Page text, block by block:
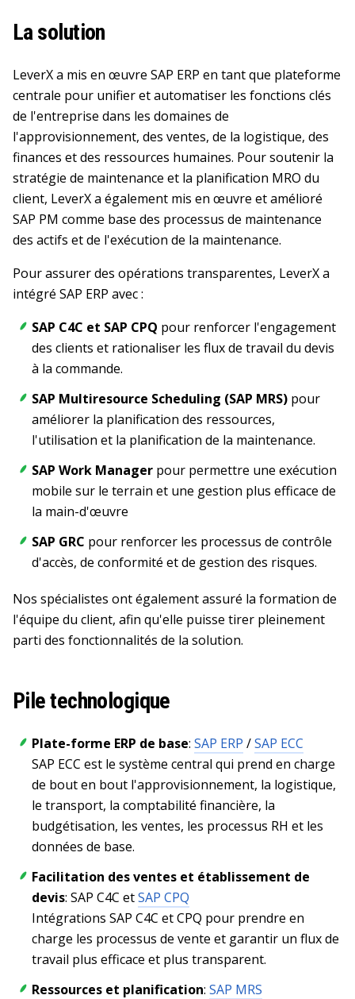
La solution
LeverX a mis en œuvre SAP ERP en tant que plateforme
centrale pour unifier et automatiser les fonctions clés
de l'entreprise dans les domaines de
l'approvisionnement, des ventes, de la logistique, des
finances et des ressources humaines. Pour soutenir la
stratégie de maintenance et la planification MRO du
client, LeverX a également mis en œuvre et amélioré
SAP PM comme base des processus de maintenance
des actifs et de l'exécution de la maintenance.
Pour assurer des opérations transparentes, LeverX a
intégré SAP ERP avec :
SAP C4C et SAP CPQ pour renforcer l'engagement
des clients et rationaliser les flux de travail du devis
à la commande.
SAP Multiresource Scheduling (SAP MRS) pour
améliorer la planification des ressources,
l'utilisation et la planification de la maintenance.
SAP Work Manager pour permettre une exécution
mobile sur le terrain et une gestion plus efficace de
la main-d'œuvre
SAP GRC pour renforcer les processus de contrôle
d'accès, de conformité et de gestion des risques.
Nos spécialistes ont également assuré la formation de
l'équipe du client, afin qu'elle puisse tirer pleinement
parti des fonctionnalités de la solution.
Pile technologique
Plate-forme ERP de base: SAP ERP /SAP ECC
SAP ECC est le système central qui prend en charge
de bout en bout l'approvisionnement, la logistique,
le transport, la comptabilité financière, la
budgétisation, les ventes, les processus RH et les
données de base.
Facilitation des ventes et établissement de
devis: SAP C4C etSAP CPQ
Intégrations SAP C4C et CPQ pour prendre en
charge les processus de vente et garantir un flux de
travail plus efficace et plus transparent.
Ressources et planification: SAP MRS